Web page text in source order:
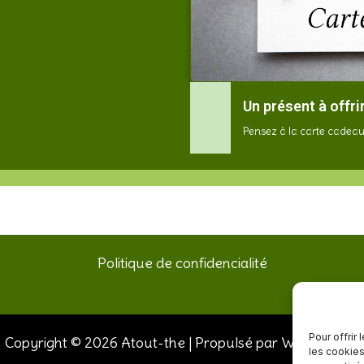
Pour offrir
les
Un présent à
Pensez à la carte
Politique de confidencialité
Copyright © 2026 Atout-the | Propulsé par Webcoding !